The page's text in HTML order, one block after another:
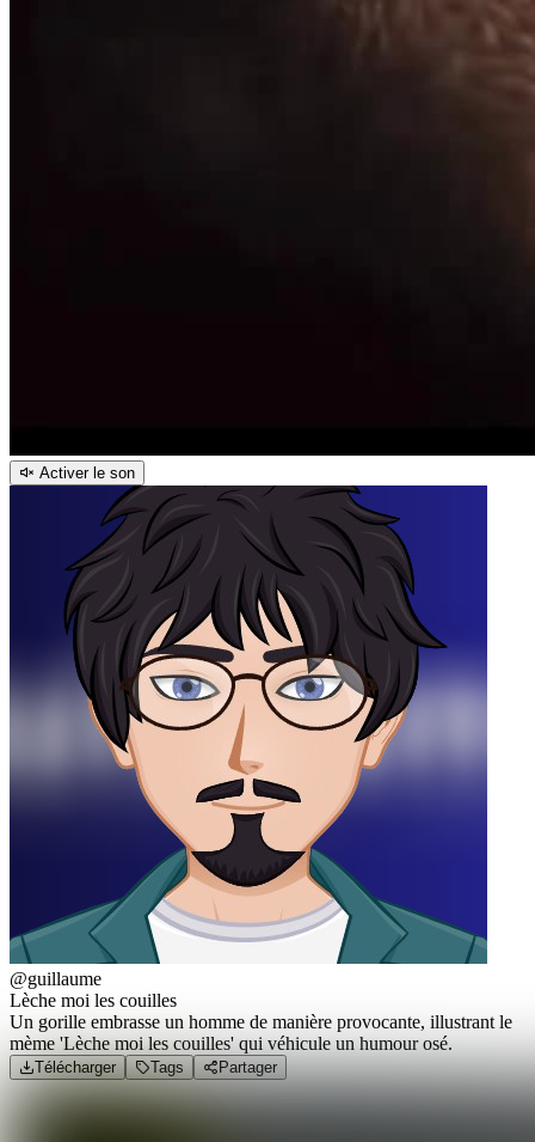
Activer le son
@guillaume
Lèche moi les couilles
Un gorille embrasse un homme de manière provocante, illustrant le
mème 'Lèche moi les couilles' qui véhicule un humour osé.
Télécharger Tags Partager